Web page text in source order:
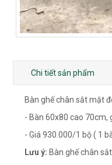
Chi tiết sản phẩm
Bàn ghế chân sắt mặt
- Bàn 60x80 cao 70cm,
- Giá 930.000/1 bộ ( 1
Lưu ý: Bàn ghế chân